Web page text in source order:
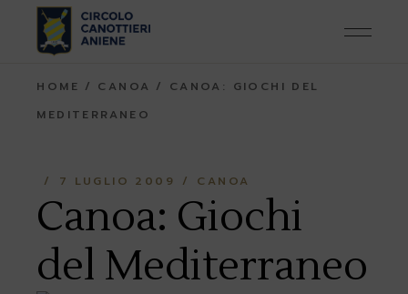
content
HOME CANOA
CANOA: GIOCHI DEL
MEDITERRANEO
7 LUGLIO 2009 CANOA
Canoa: Giochi
del Mediterraneo